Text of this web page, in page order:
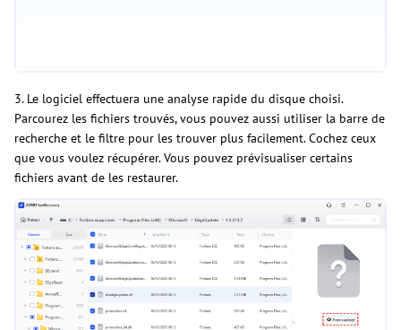
3. Le logiciel effectuera une analyse rapide du disque choisi.
Parcourez les fichiers trouvés, vous pouvez aussi utiliser la barre de
recherche et le filtre pour les trouver plus facilement. Cochez ceux
que vous voulez récupérer. Vous pouvez prévisualiser certains
fichiers avant de les restaurer.